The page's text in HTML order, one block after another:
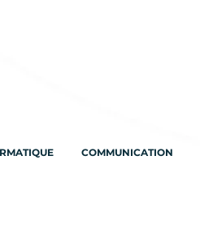
COMMUNICATION